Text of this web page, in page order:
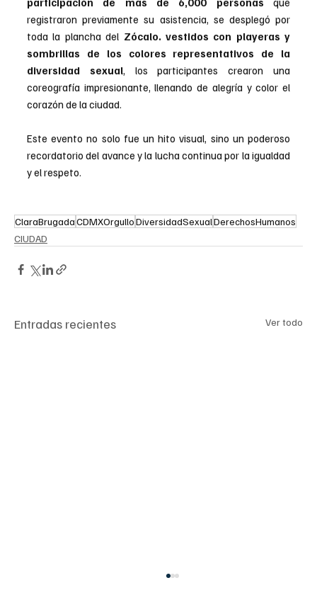
registraron previamente su asistencia, se desplegó por
toda la plancha del Zócalo. vestidos con playeras y
sombrillas de los colores representativos de la
diversidad sexual, los participantes crearon una
coreografía impresionante, llenando de alegría y color el
corazón de la ciudad.
Este evento no solo fue un hito visual, sino un poderoso
recordatorio del avance y la lucha continua por la igualdad
y el respeto.
ClaraBrugadaCDMXOrgulloDiversidadSexualDerechosHumanos
CIUDAD
Entradas recientes Ver todo